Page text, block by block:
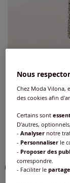
Pantalon
Réf : 741.239.041
Couleur :
Nous
Chez Moda Vilona,
des cookies afin
Certains sont
D'autres,
-Analyser notre
- Personnaliser le
- Proposer des
correspondre.
- Faciliter le